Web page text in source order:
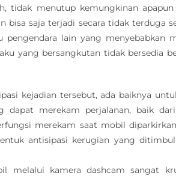
tidak menutup kemungkinan
bisa saja terjadi secara tidak terduga
lain yang menyebabkan
yang bersangkutan tidak bersedia
kejadian tersebut, ada baiknya
dapat merekam perjalanan, baik
merekam saat mobil
antisipasi kerugian yang
melalui kamera dashcam sangat